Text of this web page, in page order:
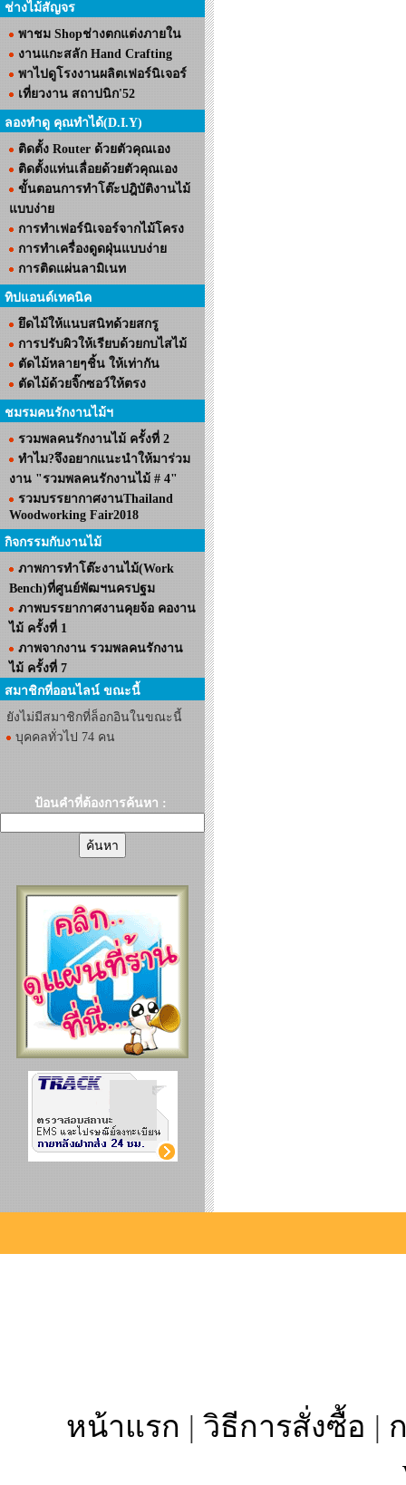
ช่างไม้สัญจร
พาชม Shopช่างตกแต่งภายใน
งานแกะสลัก Hand Crafting
พาไปดูโรงงานผลิตเฟอร์นิเจอร์
เที่ยวงาน สถาปนิก'52
ลองทำดู คุณทำได้(D.I.Y)
ติดตั้ง Router ด้วยตัวคุณเอง
ติดตั้งแท่นเลื่อยด้วยตัวคุณเอง
ขั้นตอนการทำโต๊ะปฎิบัติงานไม้
แบบง่าย
การทำเฟอร์นิเจอร์จากไม้โครง
การทำเครื่องดูดฝุ่นแบบง่าย
การติดแผ่นลามิเนท
ทิปแอนด์เทคนิค
ยึดไม้ให้แนบสนิทด้วยสกรู
การปรับผิวให้เรียบด้วยกบไสไม้
ตัดไม้หลายๆชิ้น ให้เท่ากัน
ตัดไม้ด้วยจิ๊กซอว์ให้ตรง
ชมรมคนรักงานไม้ฯ
รวมพลคนรักงานไม้ ครั้งที่ 2
ทำไม?จึงอยากแนะนำให้มาร่วม
งาน "รวมพลคนรักงานไม้ # 4"
รวมบรรยากาศงานThailand
Woodworking Fair2018
กิจกรรมกับงานไม้
ภาพการทำโต๊ะงานไม้(Work
Bench)ที่ศูนย์พัฒฯนครปฐม
ภาพบรรยากาศงานคุยจ้อ คองาน
ไม้ ครั้งที่ 1
ภาพจากงาน รวมพลคนรักงาน
ไม้ ครั้งที่ 7
สมาชิกที่ออนไลน์ ขณะนี้
ยังไม่มีสมาชิกที่ล็อกอินในขณะนี้
บุคคลทั่วไป 74 คน
ป้อนคำที่ต้องการค้นหา :
หน้าแรก | วิธีการสั่งซื้อ |